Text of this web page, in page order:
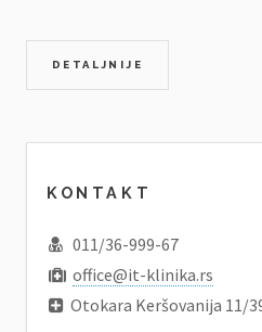
DETALJNIJE
KONTAKT
011/36-999-67
office@it-klinika.rs
Otokara Keršovanija 11/